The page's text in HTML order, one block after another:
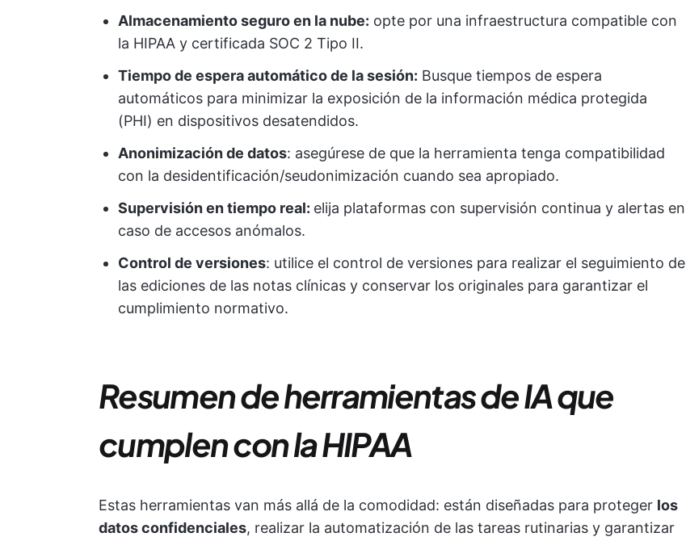
Almacenamiento seguro en la nube: opte por una infraestructura compatible con
la HIPAA y certificada SOC 2 Tipo II.
Tiempo de espera automático de la sesión: Busque tiempos de espera
automáticos para minimizar la exposición de la información médica protegida
(PHI) en dispositivos desatendidos.
Anonimización de datos: asegúrese de que la herramienta tenga compatibilidad
con la desidentificación/seudonimización cuando sea apropiado.
Supervisión en tiempo real: elija plataformas con supervisión continua y alertas en
caso de accesos anómalos.
Control de versiones: utilice el control de versiones para realizar el seguimiento de
las ediciones de las notas clínicas y conservar los originales para garantizar el
cumplimiento normativo.
Resumen de herramientas de IA que
cumplen con la HIPAA
Estas herramientas van más allá de la comodidad: están diseñadas para proteger los
datos confidenciales, realizar la automatización de las tareas rutinarias y garantizar